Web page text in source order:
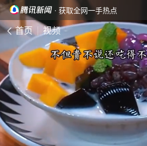
· 获取全网一手热点
首页 视频